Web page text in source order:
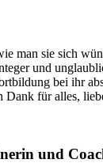
man sie sich
und
bei ihr
Dank für alles,
und